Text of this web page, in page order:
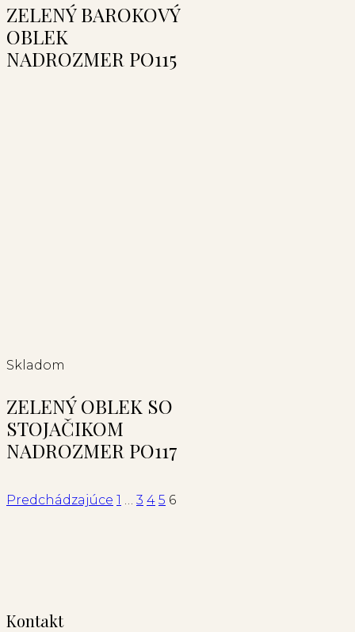
ZELENÝ BAROKOVÝ
OBLEK
NADROZMER PO115
Skladom
ZELENÝ OBLEK SO
STOJAČIKOM
NADROZMER PO117
Predchádzajúce 1 … 3 4 5 6
Kontakt